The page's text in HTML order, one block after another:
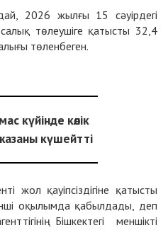
2026 жылғы 15 сәуірдегі
төлеушіге қатысты 32,4
төленбеген.
күйінде көлік
күшейтті
жол қауіпсіздігіне қатысты
оқылымда қабылдады, деп
Бішкектегі меншікті